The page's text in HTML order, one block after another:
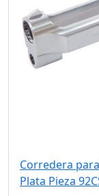
Corredera
Plata Pieza